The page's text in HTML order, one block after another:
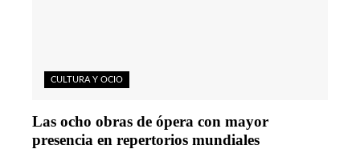
CULTURA Y OCIO
Las ocho obras de ópera con mayor
presencia en repertorios mundiales